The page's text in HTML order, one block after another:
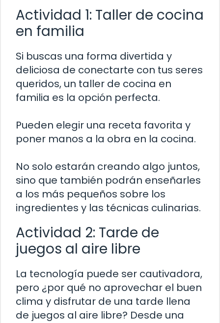
Actividad 1: Taller de cocina
en familia
Si buscas una forma divertida y
deliciosa de conectarte con tus seres
queridos, un taller de cocina en
familia es la opción perfecta.
Pueden elegir una receta favorita y
poner manos a la obra en la cocina.
No solo estarán creando algo juntos,
sino que también podrán enseñarles
a los más pequeños sobre los
ingredientes y las técnicas culinarias.
Actividad 2: Tarde de
juegos al aire libre
La tecnología puede ser cautivadora,
pero ¿por qué no aprovechar el buen
clima y disfrutar de una tarde llena
de juegos al aire libre? Desde una